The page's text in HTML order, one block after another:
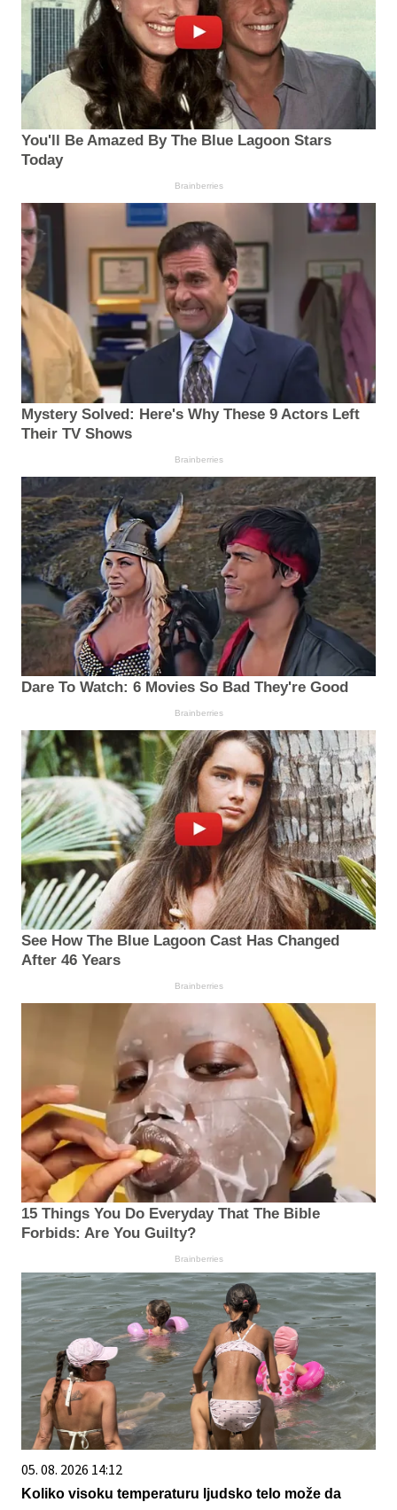
You'll Be Amazed By The Blue Lagoon Stars
Today
Brainberries
Mystery Solved: Here's Why These 9 Actors Left
Their TV Shows
Brainberries
Dare To Watch: 6 Movies So Bad They're Good
Brainberries
See How The Blue Lagoon Cast Has Changed
After 46 Years
Brainberries
15 Things You Do Everyday That The Bible
Forbids: Are You Guilty?
Brainberries
05. 08. 2026 14:12
Koliko visoku temperaturu ljudsko telo može da